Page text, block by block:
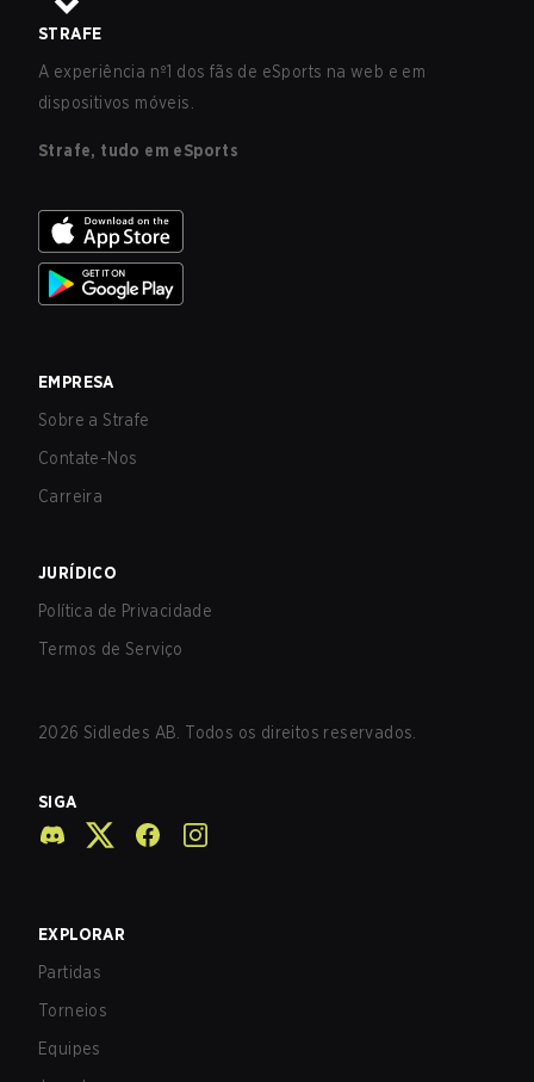
STRAFE
A experiência nº1 dos fãs de eSports na web e em
dispositivos móveis.
Strafe, tudo em eSports
EMPRESA
Sobre a Strafe
Contate-Nos
Carreira
JURÍDICO
Política de Privacidade
Termos de Serviço
2026 Sidledes AB. Todos os direitos reservados.
SIGA
EXPLORAR
Partidas
Torneios
Equipes